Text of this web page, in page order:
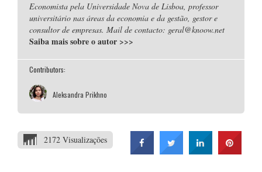
Economista pela Universidade Nova de Lisboa, professor
universitário nas áreas da economia e da gestão, gestor e
consultor de empresas. Mail de contacto: geral@knoow.net
Saiba mais sobre o autor >>>
Contributors:
Aleksandra Prikhno
2172 Visualizações